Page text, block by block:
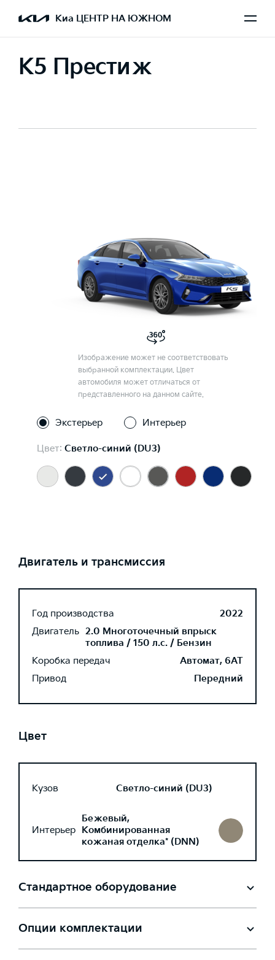
Киа ЦЕНТР НА ЮЖНОМ
K5 Престиж
Изображение может не соответствовать
выбранной комплектации. Цвет
автомобиля может отличаться от
представленного на данном сайте.
Экстерьер Интерьер
Цвет: Светло-синий (DU3)
Двигатель и трансмиссия
Год производства
2022
Двигатель 2.0 Многоточечный впрыск
топлива / 150 л.с. / Бензин
Коробка передач
Автомат, 6AT
Привод
Передний
Цвет
Кузов Светло-синий (DU3)
Интерьер
Бежевый,
Комбинированная
кожаная отделка* (DNN)
Стандартное оборудование
Опции комплектации